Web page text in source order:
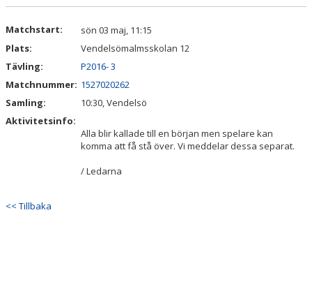
KONTAKT
Matchstart:
sön 03 maj, 11:15
Plats:
Vendelsömalmsskolan 12
Tävling:
P2016- 3
Matchnummer: 1527020262
Samling:
10:30, Vendelsö
Aktivitetsinfo:
Alla blir kallade till en början men spelare kan
komma att få stå över. Vi meddelar dessa separat.
/ Ledarna
<< Tillbaka